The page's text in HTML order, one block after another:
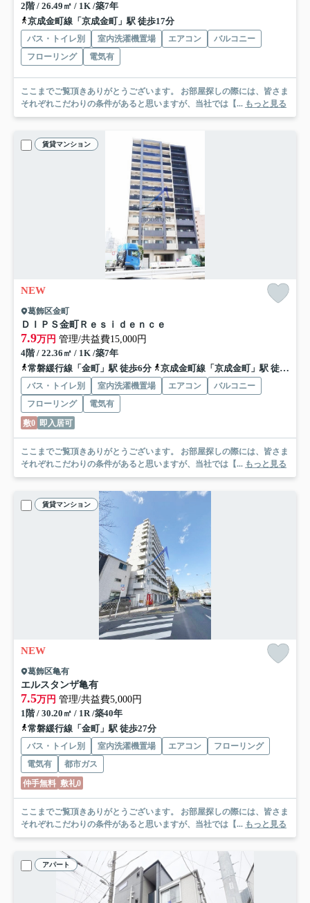
2階 / 26.49㎡ / 1K /築7年
京成金町線「京成金町」駅 徒歩17分
バス・トイレ別 室内洗濯機置場 エアコン
バルコニー
フローリング
電気有
ここまでご覧頂きありがとうございます。 お部屋探しの際には、皆さま
それぞれこだわりの条件があると思いますが、当社では【... もっと見る
賃貸マンション
NEW
葛飾区金町
ＤＩＰＳ金町Ｒｅｓｉｄｅｎｃｅ
7.9万円 管理/共益費15,000円
4階 / 22.36㎡ / 1K /築7年
常磐緩行線「金町」駅 徒歩6分
京成金町線「京成金町」駅 徒歩6分
バス・トイレ別 室内洗濯機置場 エアコン
バルコニー
フローリング
電気有
敷0 即入居可
ここまでご覧頂きありがとうございます。 お部屋探しの際には、皆さま
それぞれこだわりの条件があると思いますが、当社では【... もっと見る
賃貸マンション
NEW
葛飾区亀有
エルスタンザ亀有
7.5万円 管理/共益費5,000円
1階 / 30.20㎡ / 1R /築40年
常磐緩行線「金町」駅 徒歩27分
バス・トイレ別 室内洗濯機置場 エアコン
フローリング
電気有
都市ガス
仲手無料 敷礼0
ここまでご覧頂きありがとうございます。 お部屋探しの際には、皆さま
それぞれこだわりの条件があると思いますが、当社では【... もっと見る
アパート